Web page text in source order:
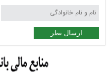
ارسال نظر